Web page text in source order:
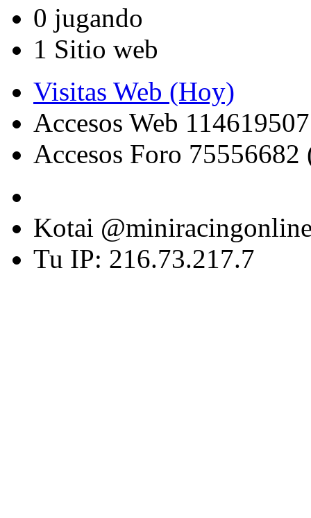
0 jugando
1 Sitio web
Visitas Web (Hoy)
Accesos Web
Accesos Foro 75556682
Kotai
Tu IP: 216.73.217.7